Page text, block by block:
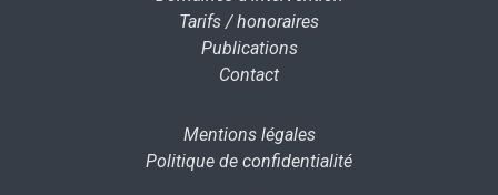
Tarifs / honoraires
Publications
Contact
Mentions légales
Politique de confidentialité